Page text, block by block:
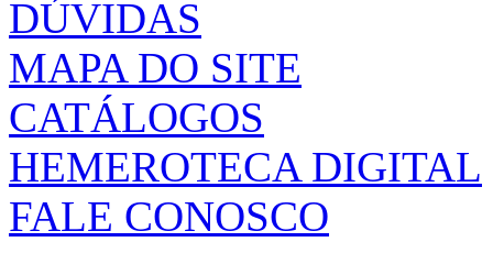
DÚVIDAS
MAPA DO SITE
CATÁLOGOS
HEMEROTECA DIGITAL
FALE CONOSCO